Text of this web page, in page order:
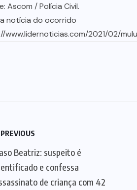
Ascom / Polícia Civil.
notícia do ocorrido
www.lidernoticias.com/2021/02/
PREVIOUS
Beatriz: suspeito é
e confessa
de criança com 42